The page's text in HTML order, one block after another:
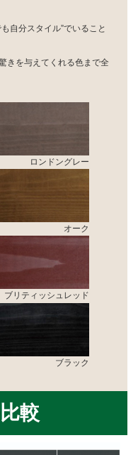
自分スタイル”でいること
きを与えてくれる色まで全
ロンドングレー
オーク
ブリティッシュレッド
ブラック
較